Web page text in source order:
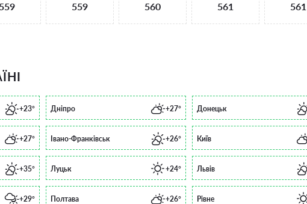
559 559 560 561 561
+23° Дніпро +27° Донецьк
+27° Івано-Франківськ +26° Київ
+35° Луцьк +24° Львів
+29° Полтава +26° Рівне